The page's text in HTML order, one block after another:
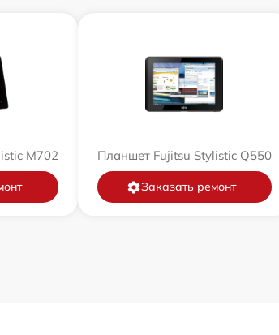
M702 Планшет Fujitsu Stylistic Q550
Заказать ремонт